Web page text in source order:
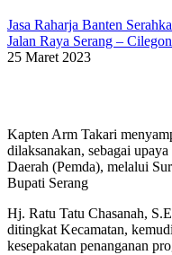
Jasa Raharja Banten
Jalan Raya Serang – Cilegon
25 Maret 2023
Kapten Arm Takari
dilaksanakan, sebagai
Daerah (Pemda), melalui
Bupati Serang
Hj. Ratu Tatu Chasanah,
ditingkat Kecamatan,
kesepakatan penanganan